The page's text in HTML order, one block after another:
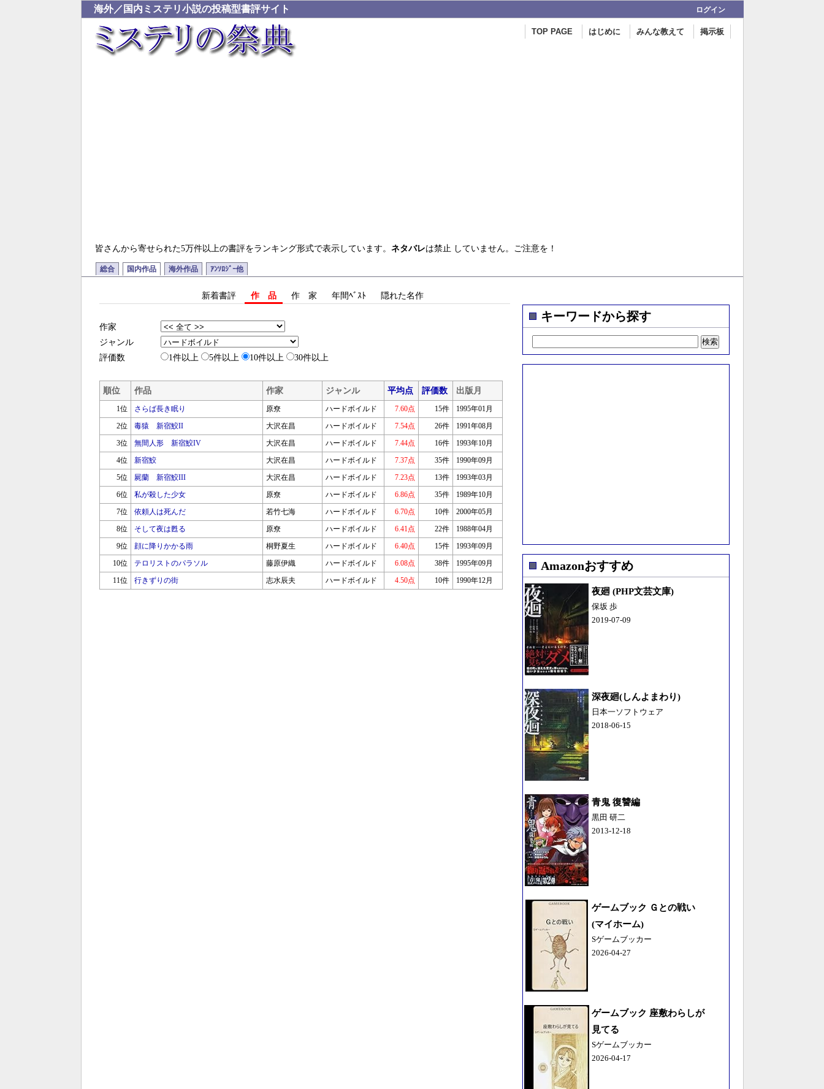
海外／国内ミステリ小説の投稿型書評サイト ログイン
掲示板
みんな教えて
はじめに
TOP PAGE
皆さんから寄せられた5万件以上の書評をランキング形式で表示しています。 ネタバレは禁止 していません。ご注意を！
総合 国内作品 海外作品 ｱﾝｿﾛｼﾞｰ他
新着書評 作 品 作 家 年間ﾍﾞｽﾄ 隠れた名作
作家
ジャンル
評価数
1件以上 5件以上 10件以上 30件以上
順位 作品 作家 ジャンル 平均点 評価数 出版月
1位 さらば長き眠り 原尞 ハードボイルド 7.60点 15件
1995年01月
2位
毒猿 新宿鮫II 大沢在昌 ハードボイルド 7.54点 26件
1991年08月
3位
無間人形 新宿鮫IV 大沢在昌 ハードボイルド 7.44点 16件
1993年10月
4位
新宿鮫 大沢在昌 ハードボイルド 7.37点 35件
1990年09月
5位
屍蘭 新宿鮫III 大沢在昌 ハードボイルド 7.23点 13件
1993年03月
6位
私が殺した少女 原尞 ハードボイルド 6.86点 35件
1989年10月
7位
依頼人は死んだ 若竹七海 ハードボイルド 6.70点 10件
2000年05月
8位
そして夜は甦る 原尞 ハードボイルド 6.41点 22件
1988年04月
9位
顔に降りかかる雨 桐野夏生 ハードボイルド 6.40点 15件
1993年09月
10位
テロリストのパラソル 藤原伊織 ハードボイルド 6.08点 38件
1995年09月
11位
行きずりの街 志水辰夫 ハードボイルド 4.50点 10件 1990年12月
キーワードから探す
Amazonおすすめ
夜廻 (PHP文芸文庫)
保坂 歩
2019-07-09
深夜廻(しんよまわり)
日本一ソフトウェア
2018-06-15
青鬼 復讐編
黒田 研二
2013-12-18
ゲームブック Ｇとの戦い
(マイホーム)
Sゲームブッカー
2026-04-27
ゲームブック 座敷わらしが
見てる
Sゲームブッカー
2026-04-17